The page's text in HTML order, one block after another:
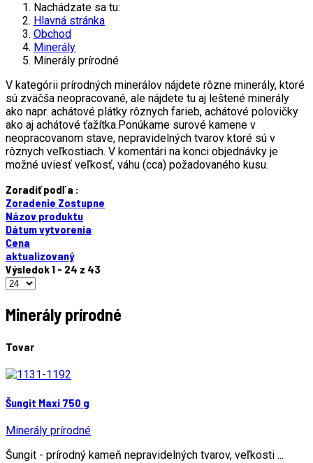
Nachádzate sa tu:
Hlavná stránka
Obchod
Minerály
Minerály prírodné
V kategórii prírodných minerálov nájdete rôzne minerály, ktoré
sú zväčša neopracované, ale nájdete tu aj leštené minerály
ako napr. achátové plátky rôznych farieb, achátové polovičky
ako aj achátové ťažítka.Ponúkame surové kamene v
neopracovanom stave, nepravidelných tvarov ktoré sú v
rôznych veľkostiach. V komentári na konci objednávky je
možné uviesť veľkosť, váhu (cca) požadovaného kusu.
Zoradiť podľa :
Zoradenie Zostupne
Názov produktu
Dátum vytvorenia
Cena
aktualizovaný
Výsledok 1 - 24 z 43
Minerály prírodné
Tovar
Šungit Maxi 750 g
Minerály prírodné
Šungit - prírodný kameň nepravidelných tvarov, veľkosti ...